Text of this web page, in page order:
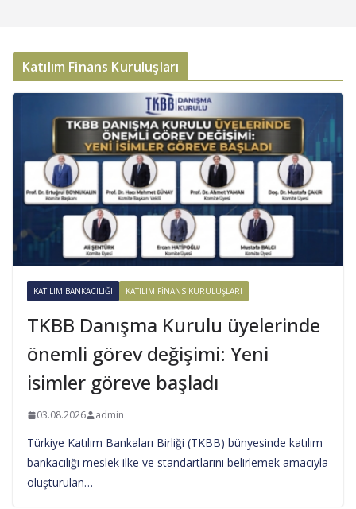
Katılım Finans Kuruluşları
KATILIM BANKACILIĞI KATILIM FINANS KURULUŞLARI
TKBB Danışma Kurulu üyelerinde
önemli görev değişimi: Yeni
isimler göreve başladı
03.08.2026 admin
Türkiye Katılım Bankaları Birliği (TKBB) bünyesinde katılım
bankacılığı meslek ilke ve standartlarını belirlemek amacıyla
oluşturulan…